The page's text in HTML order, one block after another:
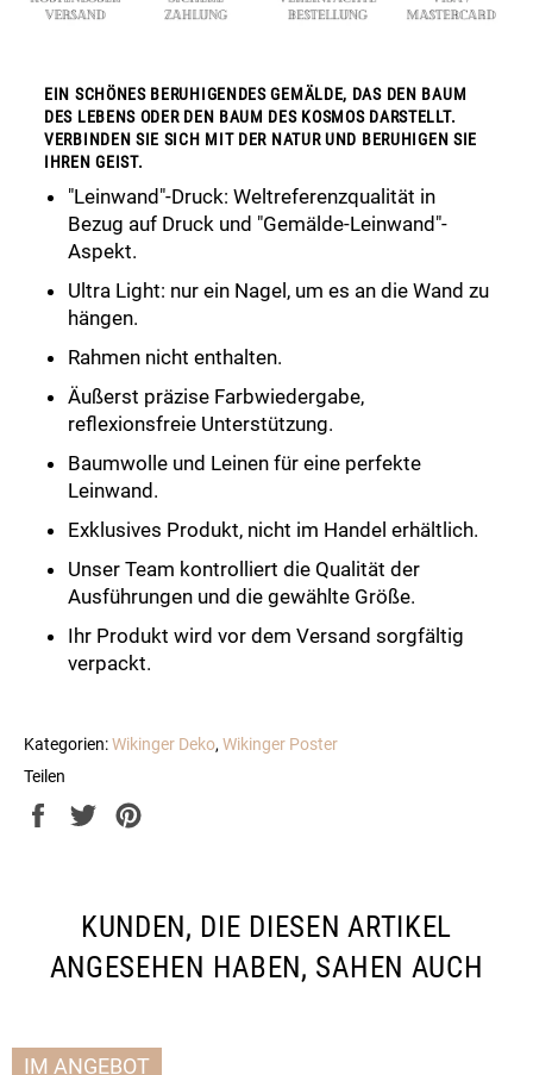
EIN SCHÖNES BERUHIGENDES GEMÄLDE, DAS DEN BAUM
DES LEBENS ODER DEN BAUM DES KOSMOS DARSTELLT.
VERBINDEN SIE SICH MIT DER NATUR UND BERUHIGEN SIE
IHREN GEIST.
"Leinwand"-Druck: Weltreferenzqualität in
Bezug auf Druck und "Gemälde-Leinwand"-
Aspekt.
Ultra Light: nur ein Nagel, um es an die Wand zu
hängen.
Rahmen nicht enthalten.
Äußerst präzise Farbwiedergabe,
reflexionsfreie Unterstützung.
Baumwolle und Leinen für eine perfekte
Leinwand.
Exklusives Produkt, nicht im Handel erhältlich.
Unser Team kontrolliert die Qualität der
Ausführungen und die gewählte Größe.
Ihr Produkt wird vor dem Versand sorgfältig
verpackt.
Kategorien:Wikinger Deko,Wikinger Poster
Teilen
Auf
Auf
KUNDEN, DIE DIESEN ARTIKEL
ANGESEHEN HABEN, SAHEN AUCH
IM ANGEBOT